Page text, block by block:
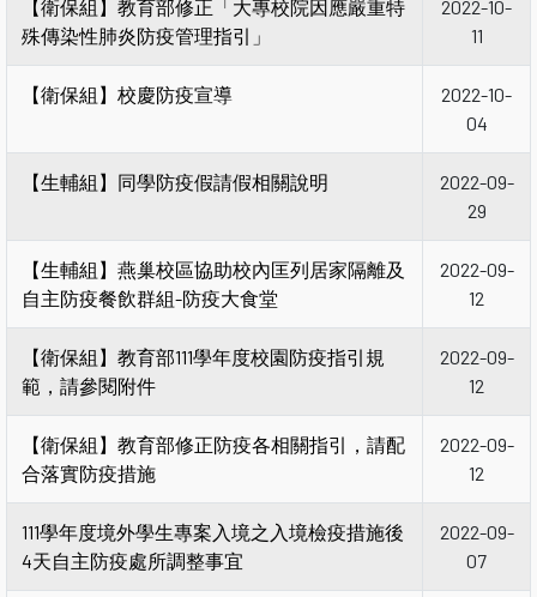
【衛保組】教育部修正「大專校院因應嚴重特
殊傳染性肺炎防疫管理指引」
2022-10-
11
【衛保組】校慶防疫宣導
2022-10-
04
【生輔組】同學防疫假請假相關說明
2022-09-
29
【生輔組】燕巢校區協助校內匡列居家隔離及
自主防疫餐飲群組-防疫大食堂
2022-09-
12
【衛保組】教育部111學年度校園防疫指引規
範，請參閱附件
2022-09-
12
【衛保組】教育部修正防疫各相關指引，請配
合落實防疫措施
2022-09-
12
111學年度境外學生專案入境之入境檢疫措施後
4天自主防疫處所調整事宜
2022-09-
07